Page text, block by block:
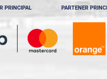
PRINCIPAL PARTENER